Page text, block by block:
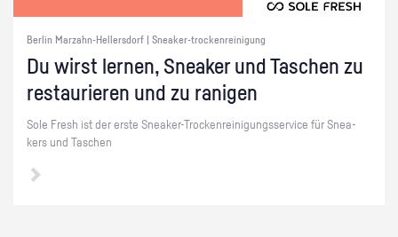
Berlin Marzahn-Hellersdorf | Sneaker-trockenreinigung
Du wirst ler­nen, Snea­ker und Ta­schen zu
re­stau­rie­ren und zu ra­ni­gen
Sole Fresh ist der erste Snea­ker-Tro­cken­rei­ni­gungs­ser­vice für Snea­
kers und Ta­schen